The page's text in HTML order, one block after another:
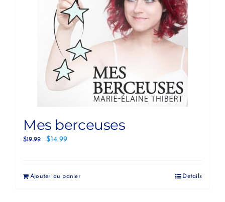
Mes berceuses
$19.99 $14.99
Ajouter au panier Details